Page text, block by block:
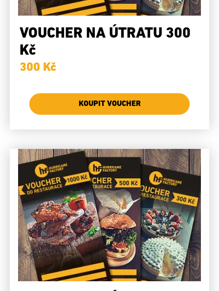
VOUCHER NA ÚTRATU 300
Kč
300 Kč
KOUPIT VOUCHER